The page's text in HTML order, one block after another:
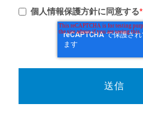
個人情報保護方針に同意する*